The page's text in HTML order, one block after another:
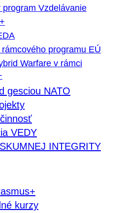
program Vzdelávanie
programu EÚ
Warfare v rámci
gesciou NATO
VEDY
INTEGRITY
kurzy